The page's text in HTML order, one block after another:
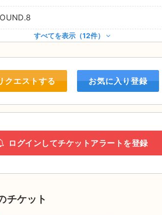
すべてを表示（12件）
クエストする お気に入り登録
ログインしてチケットアラートを登録
チケット